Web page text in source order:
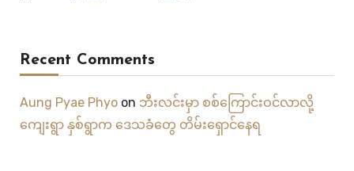
Recent Comments
Aung Pyae Phyoon ဘီးလင်းမှာ စစ်ကြောင်းဝင်လာလို့
ကျေးရွာ နှစ်ရွာက ဒေသခံတွေ တိမ်းရှောင်နေရ